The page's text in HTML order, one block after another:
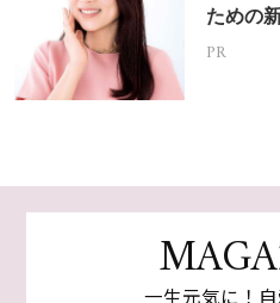
ための
PR
一生元気に！